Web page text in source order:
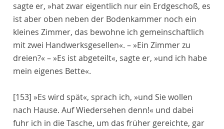
sagte er, »hat zwar eigentlich nur ein Erdgeschoß, es
ist aber oben neben der Bodenkammer noch ein
kleines Zimmer, das bewohne ich gemeinschaftlich
mit zwei Handwerksgesellen«. – »Ein Zimmer zu
dreien?« – »Es ist abgeteilt«, sagte er, »und ich habe
mein eigenes Bette«.
[153] »Es wird spät«, sprach ich, »und Sie wollen
nach Hause. Auf Wiedersehen denn!« und dabei
fuhr ich in die Tasche, um das früher gereichte, gar